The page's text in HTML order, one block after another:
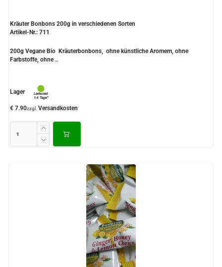
Kräuter Bonbons 200g in verschiedenen Sorten
Artikel-Nr.: 711
200g Vegane Bio Kräuterbonbons, ohne künstliche Aromem, ohne
Farbstoffe, ohne ..
Lager
€ 7.90zzgl. Versandkosten